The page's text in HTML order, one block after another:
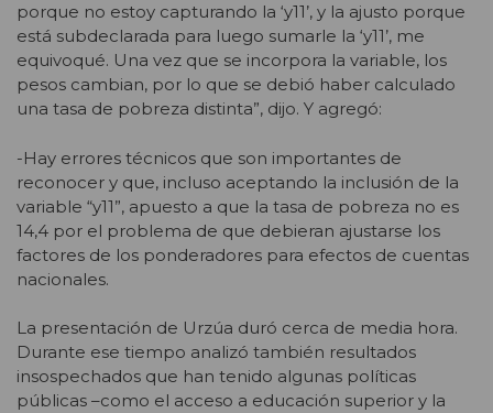
porque no estoy capturando la ‘y11’, y la ajusto porque
está subdeclarada para luego sumarle la ‘y11’, me
equivoqué. Una vez que se incorpora la variable, los
pesos cambian, por lo que se debió haber calculado
una tasa de pobreza distinta”, dijo. Y agregó:
-Hay errores técnicos que son importantes de
reconocer y que, incluso aceptando la inclusión de la
variable “y11”, apuesto a que la tasa de pobreza no es
14,4 por el problema de que debieran ajustarse los
factores de los ponderadores para efectos de cuentas
nacionales.
La presentación de Urzúa duró cerca de media hora.
Durante ese tiempo analizó también resultados
insospechados que han tenido algunas políticas
públicas –como el acceso a educación superior y la